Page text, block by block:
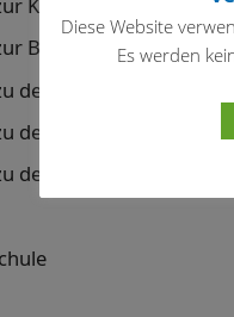
Kurswahl in der
Bekanntgabe der
den Studienfahrten
Sprachen- und
Sprachen- und
Diese Website
Es werden